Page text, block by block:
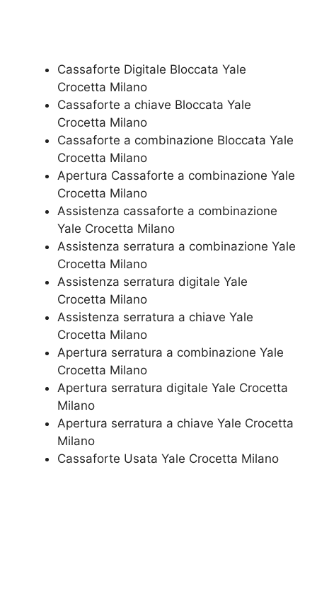
Cassaforte Digitale Bloccata Yale
Crocetta Milano
Cassaforte a chiave Bloccata Yale
Crocetta Milano
Cassaforte a combinazione Bloccata Yale
Crocetta Milano
​Apertura Cassaforte a combinazione Yale
Crocetta Milano
Assistenza cassaforte a combinazione
Yale Crocetta Milano
​Assistenza serratura​ ​a combinazione Yale
Crocetta Milano
Assistenza serratura ​digitale Yale
Crocetta Milano
Assistenza serratura ​a chiave Yale
Crocetta Milano
​Apertura serratura​ ​a combinazione Yale
Crocetta Milano
Apertura serratura​ ​digitale Yale Crocetta
Milano
​Apertura serratura​ ​a chiave Yale Crocetta
Milano
​Cassaforte Usata Yale Crocetta Milano